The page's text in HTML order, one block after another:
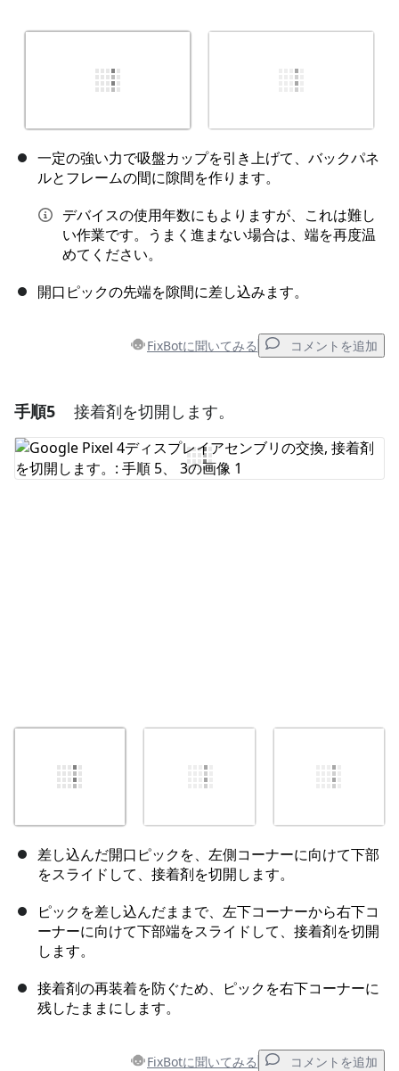
一定の強い力で吸盤カップを引き上げて、バックパネ
ルとフレームの間に隙間を作ります。
デバイスの使用年数にもよりますが、これは難し
い作業です。うまく進まない場合は、端を再度温
めてください。
開口ピックの先端を隙間に差し込みます。
FixBotに聞いてみる コメントを追加
コメントを追加
コメントを追加
手順5 接着剤を切開します。
差し込んだ開口ピックを、左側コーナーに向けて下部
をスライドして、接着剤を切開します。
ピックを差し込んだままで、左下コーナーから右下コ
ーナーに向けて下部端をスライドして、接着剤を切開
します。
接着剤の再装着を防ぐため、ピックを右下コーナーに
残したままにします。
FixBotに聞いてみる コメントを追加